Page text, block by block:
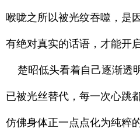
喉咙之所以被光纹吞噬，是
有绝对真实的话语，才能开
楚昭低头看着自己逐渐透
已被光丝替代，每一次心跳
仿佛身体正一点点化为纯粹